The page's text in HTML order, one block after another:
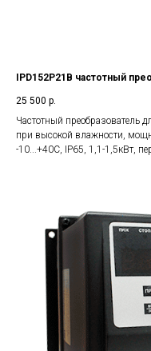
IPD152P21B частотный
25 500 р.
Частотный преобразователь
при высокой влажности,
-10...+40С, IP65, 1,1-1,5кВт,